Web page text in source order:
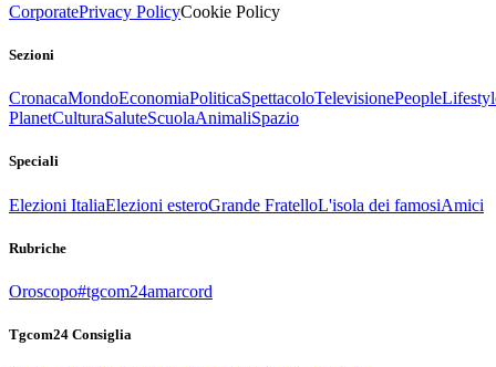
CorporatePrivacy PolicyCookie Policy
Sezioni
CronacaMondoEconomiaPoliticaSpettacoloTelevisionePeople
PlanetCulturaSaluteScuolaAnimaliSpazio
Speciali
Elezioni ItaliaElezioni esteroGrande FratelloL'isola dei famosiAmici
Rubriche
Oroscopo#tgcom24amarcord
Tgcom24 Consiglia